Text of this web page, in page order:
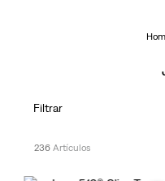
Filtrar
236